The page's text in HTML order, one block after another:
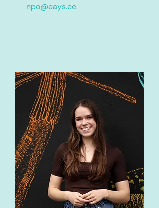
npo@eays.ee